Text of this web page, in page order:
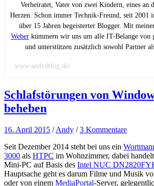
Verheiratet, Vater von zwei Kindern, eines an
Herzen. Schon immer Technik-Freund, seit 2001
über 15 Jahren begeisterter Blogger. Mit
Weberkümmern wir uns um alle IT-Belange von
und unterstützen zusätzlich sowohl Partner
www.andysblog.de/
Schlafstörungen von
beheben
16. April 2015 /Andy /3 Kommentare
Seit Dezember 2014 steht bei uns ein
3000 als HTPC im Wohnzimmer, dabei
Mini-PC auf Basis des Intel NUC
Hauptsache geht es darum Filme und Musik
oder von einem MediaPortal-Server,